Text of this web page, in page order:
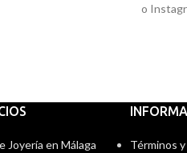
o
Joyería en Málaga Términos